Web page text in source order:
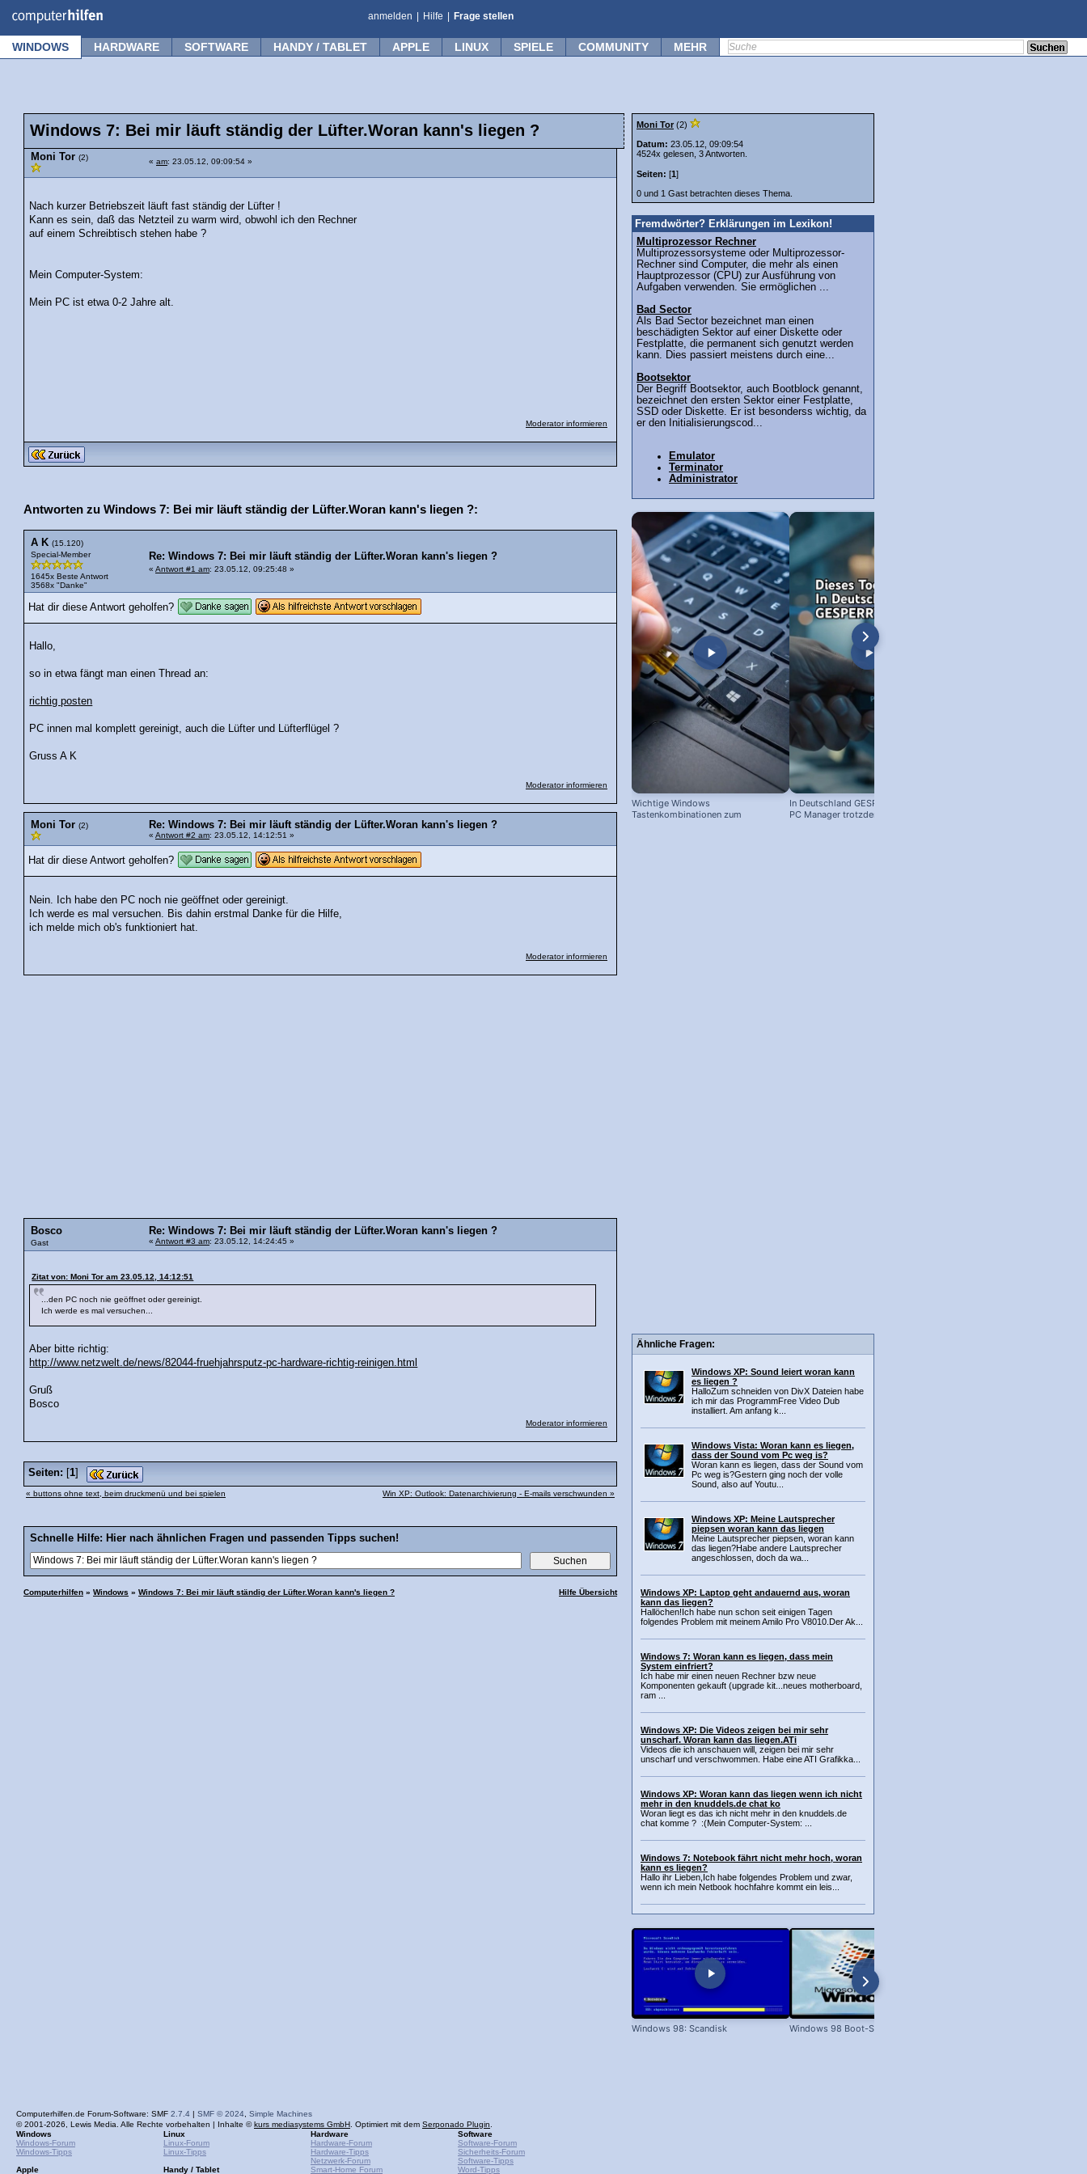
anmelden Hilfe Frage stellen
WINDOWS HARDWARE SOFTWARE HANDY / TABLET APPLE LINUX SPIELE COMMUNITY MEHR
Windows 7: Bei mir läuft ständig der Lüfter.Woran kann's liegen ?
Moni Tor (2) « am: 23.05.12, 09:09:54 »
Nach kurzer Betriebszeit läuft fast ständig der Lüfter !
Kann es sein, daß das Netzteil zu warm wird, obwohl ich den Rechner
auf einem Schreibtisch stehen habe ?
Mein Computer-System:
Mein PC ist etwa 0-2 Jahre alt.
Moderator informieren
Antworten zu Windows 7: Bei mir läuft ständig der Lüfter.Woran kann's liegen ?:
A K (15.120)
Special-Member
1645x Beste Antwort
3568x "Danke"
Re: Windows 7: Bei mir läuft ständig der Lüfter.Woran kann's liegen ?
« Antwort #1 am: 23.05.12, 09:25:48 »
Hat dir diese Antwort geholfen?
Hallo,
so in etwa fängt man einen Thread an:
richtig posten
PC innen mal komplett gereinigt, auch die Lüfter und Lüfterflügel ?
Gruss A K
Moderator informieren
Moni Tor (2) Re: Windows 7: Bei mir läuft ständig der Lüfter.Woran kann's liegen ?
« Antwort #2 am: 23.05.12, 14:12:51 »
Hat dir diese Antwort geholfen?
Nein. Ich habe den PC noch nie geöffnet oder gereinigt.
Ich werde es mal versuchen. Bis dahin erstmal Danke für die Hilfe,
ich melde mich ob's funktioniert hat.
Moderator informieren
Bosco
Gast
Re: Windows 7: Bei mir läuft ständig der Lüfter.Woran kann's liegen ?
« Antwort #3 am: 23.05.12, 14:24:45 »
Zitat von: Moni Tor am 23.05.12, 14:12:51
...den PC noch nie geöffnet oder gereinigt.
Ich werde es mal versuchen...
Aber bitte richtig:
http://www.netzwelt.de/news/82044-fruehjahrsputz-pc-hardware-richtig-reinigen.html
Gruß
Bosco
Moderator informieren
Seiten: [1]
« buttons ohne text, beim druckmenü und bei spielen Win XP: Outlook: Datenarchivierung - E-mails verschwunden »
Schnelle Hilfe: Hier nach ähnlichen Fragen und passenden Tipps suchen!
Computerhilfen » Windows » Windows 7: Bei mir läuft ständig der Lüfter.Woran kann's liegen ? Hilfe Übersicht
Moni Tor (2)
Datum: 23.05.12, 09:09:54
4524x gelesen, 3 Antworten.
Seiten: [1]
0 und 1 Gast betrachten dieses Thema.
Fremdwörter? Erklärungen im Lexikon!
Multiprozessor Rechner
Multiprozessorsysteme oder Multiprozessor-
Rechner sind Computer, die mehr als einen
Hauptprozessor (CPU) zur Ausführung von
Aufgaben verwenden. Sie ermöglichen ...
Bad Sector
Als Bad Sector bezeichnet man einen
beschädigten Sektor auf einer Diskette oder
Festplatte, die permanent sich genutzt werden
kann. Dies passiert meistens durch eine...
Bootsektor
Der Begriff Bootsektor, auch Bootblock genannt,
bezeichnet den ersten Sektor einer Festplatte,
SSD oder Diskette. Er ist besonderss wichtig, da
er den Initialisierungscod...
Emulator
Terminator
Administrator
Wichtige Windows
Tastenkombinationen zum
In Deutschland GESPERRT: Microsoft
PC Manager trotzdem installieren
Ähnliche Fragen:
Windows XP: Sound leiert woran kann
es liegen ?
HalloZum schneiden von DivX Dateien habe
ich mir das ProgrammFree Video Dub
installiert. Am anfang k...
Windows Vista: Woran kann es liegen,
dass der Sound vom Pc weg is?
Woran kann es liegen, dass der Sound vom
Pc weg is?Gestern ging noch der volle
Sound, also auf Youtu...
Windows XP: Meine Lautsprecher
piepsen woran kann das liegen
Meine Lautsprecher piepsen, woran kann
das liegen?Habe andere Lautsprecher
angeschlossen, doch da wa...
Windows XP: Laptop geht andauernd aus, woran
kann das liegen?
Hallöchen!Ich habe nun schon seit einigen Tagen
folgendes Problem mit meinem Amilo Pro V8010.Der Ak...
Windows 7: Woran kann es liegen, dass mein
System einfriert?
Ich habe mir einen neuen Rechner bzw neue
Komponenten gekauft (upgrade kit...neues motherboard,
ram ...
Windows XP: Die Videos zeigen bei mir sehr
unscharf. Woran kann das liegen.ATi
Videos die ich anschauen will, zeigen bei mir sehr
unscharf und verschwommen. Habe eine ATI Grafikka...
Windows XP: Woran kann das liegen wenn ich nicht
mehr in den knuddels.de chat ko
Woran liegt es das ich nicht mehr in den knuddels.de
chat komme ? :(Mein Computer-System: ...
Windows 7: Notebook fährt nicht mehr hoch, woran
kann es liegen?
Hallo ihr Lieben,Ich habe folgendes Problem und zwar,
wenn ich mein Netbook hochfahre kommt ein leis...
Windows 98: Scandisk Windows 98 Boot-Screen
Computerhilfen.de Forum-Software: SMF 2.7.4 | SMF © 2024 Simple Machines
© 2001-2026, Lewis Media. Alle Rechte vorbehalten | Inhalte ©kurs mediasystems GmbH . Optimiert mit dem Serponado Plugin
Windows
Windows-Forum
Windows-Tipps
Apple
Linux
Linux-Forum
Linux-Tipps
Handy / Tablet
Hardware
Hardware-Forum
Hardware-Tipps
Netzwerk-Forum
Smart-Home Forum
Software
Software-Forum
Sicherheits-Forum
Software-Tipps
Word-Tipps